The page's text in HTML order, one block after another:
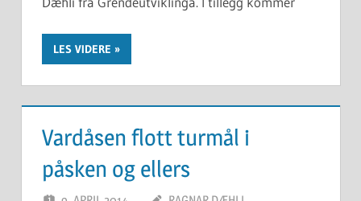
LES VIDERE
Vardåsen flott turmål i
påsken og ellers